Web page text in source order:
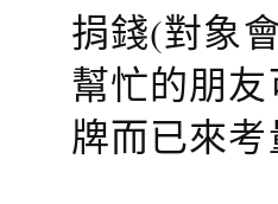
捐錢(對象
幫忙的朋
牌而已來